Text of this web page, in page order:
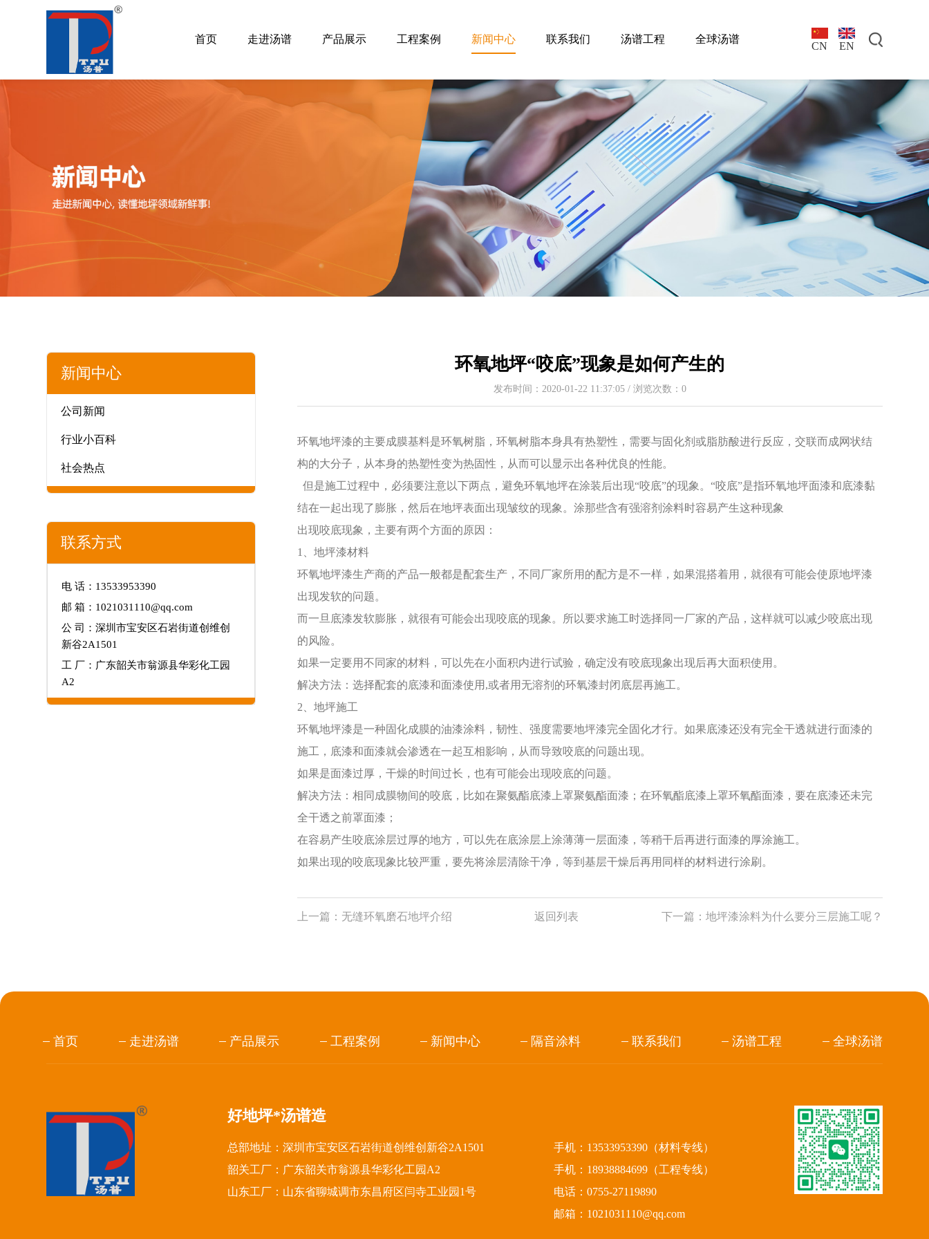
首页 走进汤谱 产品展示 工程案例 新闻中心 联系我们 汤谱工程 全球汤谱
CN EN
新闻中心
公司新闻
行业小百科
社会热点
联系方式
电 话：13533953390
邮 箱：1021031110@qq.com
公 司：深圳市宝安区石岩街道创维创
新谷2A1501
工 厂：广东韶关市翁源县华彩化工园
A2
环氧地坪“咬底”现象是如何产生的
发布时间：2020-01-22 11:37:05 / 浏览次数： 0
环氧地坪漆的主要成膜基料是环氧树脂，环氧树脂本身具有热塑性，需要与固化剂或脂肪酸进行反应，交联而成网状结
构的大分子，从本身的热塑性变为热固性，从而可以显示出各种优良的性能。
但是施工过程中，必须要注意以下两点，避免环氧地坪在涂装后出现“咬底”的现象。“咬底”是指环氧地坪面漆和底漆黏
结在一起出现了膨胀，然后在地坪表面出现皱纹的现象。涂那些含有强溶剂涂料时容易产生这种现象
出现咬底现象，主要有两个方面的原因：
1、地坪漆材料
环氧地坪漆生产商的产品一般都是配套生产，不同厂家所用的配方是不一样，如果混搭着用，就很有可能会使原地坪漆
出现发软的问题。
而一旦底漆发软膨胀，就很有可能会出现咬底的现象。所以要求施工时选择同一厂家的产品，这样就可以减少咬底出现
的风险。
如果一定要用不同家的材料，可以先在小面积内进行试验，确定没有咬底现象出现后再大面积使用。
解决方法：选择配套的底漆和面漆使用,或者用无溶剂的环氧漆封闭底层再施工。
2、地坪施工
环氧地坪漆是一种固化成膜的油漆涂料，韧性、强度需要地坪漆完全固化才行。如果底漆还没有完全干透就进行面漆的
施工，底漆和面漆就会渗透在一起互相影响，从而导致咬底的问题出现。
如果是面漆过厚，干燥的时间过长，也有可能会出现咬底的问题。
解决方法：相同成膜物间的咬底，比如在聚氨酯底漆上罩聚氨酯面漆；在环氧酯底漆上罩环氧酯面漆，要在底漆还未完
全干透之前罩面漆；
在容易产生咬底涂层过厚的地方，可以先在底涂层上涂薄薄一层面漆，等稍干后再进行面漆的厚涂施工。
如果出现的咬底现象比较严重，要先将涂层清除干净，等到基层干燥后再用同样的材料进行涂刷。
上一篇： 无缝环氧磨石地坪介绍 返回列表 下一篇： 地坪漆涂料为什么要分三层施工呢？
首页 走进汤谱 产品展示 工程案例 新闻中心 隔音涂料 联系我们 汤谱工程 全球汤谱
好地坪*汤谱造
总部地址：深圳市宝安区石岩街道创维创新谷2A1501
韶关工厂：广东韶关市翁源县华彩化工园A2
山东工厂：山东省聊城调市东昌府区闫寺工业园1号
手机：13533953390（材料专线）
手机：18938884699（工程专线）
电话：0755-27119890
邮箱：1021031110@qq.com